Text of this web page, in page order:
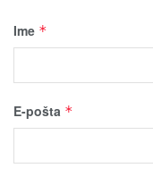
Ime *
E-pošta *